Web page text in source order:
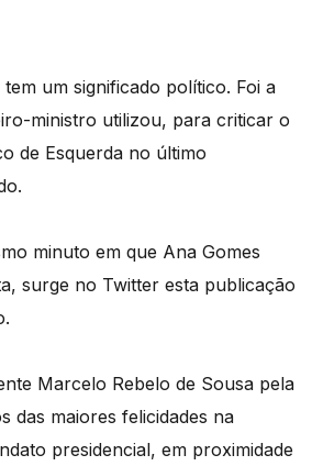
um significado político. Foi a
ministro utilizou, para criticar o
de Esquerda no último
minuto em que Ana Gomes
surge no Twitter esta publicação
Marcelo Rebelo de Sousa pela
das maiores felicidades na
presidencial, em proximidade